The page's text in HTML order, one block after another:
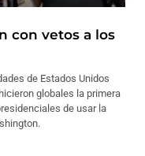
con vetos a los
de Estados Unidos
globales la primera
de usar la